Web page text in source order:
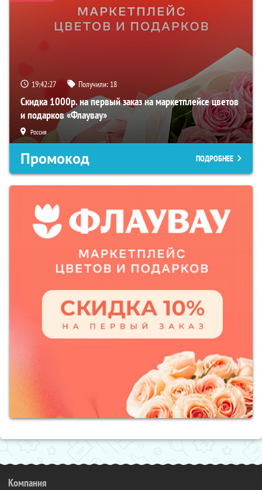
19:42:26 Получили: 18
Скидка 1000р. на первый заказ на маркетплейсе цветов
и подарков «Флаувау»
Россия
Промокод ПОДРОБНЕЕ
Компания